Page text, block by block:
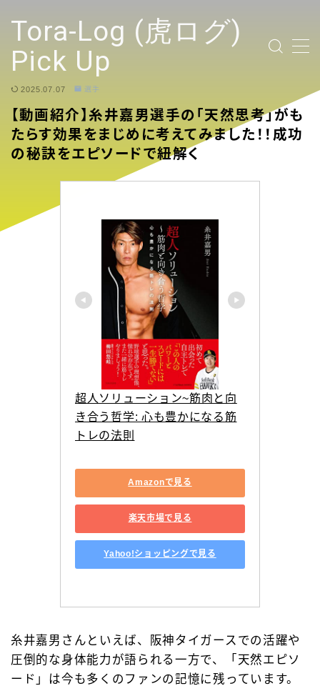
Tora-Log (虎ログ)
Pick Up
TOP PAGE
2024 Tigers Ticket
YouTubeリンク投稿
試合ハイライト
2025.07.07 選手
【動画紹介】糸井嘉男選手の「天然思考」がも
たらす効果をまじめに考えてみました！！成功
の秘訣をエピソードで紐解く
超人ソリューション~筋肉と向
き合う哲学: 心も豊かになる筋
トレの法則
Amazonで見る
楽天市場で見る
Yahoo!ショッピングで見る
糸井嘉男さんといえば、阪神タイガースでの活躍や
圧倒的な身体能力が語られる一方で、「天然エピソ
ード」は今も多くのファンの記憶に残っています。